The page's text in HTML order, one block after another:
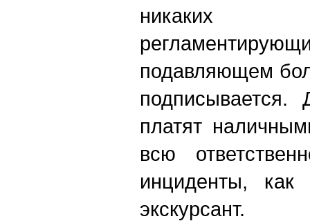
никаких
подавляющем
подписывается.
платят
всю
инциденты,
экскурсант.